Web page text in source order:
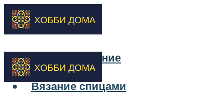
Бисероплетение
Вышивка
Вязание спицами